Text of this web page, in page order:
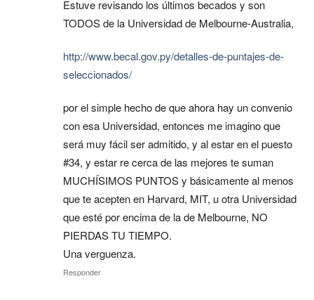
Estuve revisando los últimos becados y son
TODOS de la Universidad de Melbourne-Australia,
http://www.becal.gov.py/detalles-de-puntajes-de-
seleccionados/
por el simple hecho de que ahora hay un convenio
con esa Universidad, entonces me imagino que
será muy fácil ser admitido, y al estar en el puesto
#34, y estar re cerca de las mejores te suman
MUCHÍSIMOS PUNTOS y básicamente al menos
que te acepten en Harvard, MIT, u otra Universidad
que esté por encima de la de Melbourne, NO
PIERDAS TU TIEMPO.
Una verguenza.
Responder